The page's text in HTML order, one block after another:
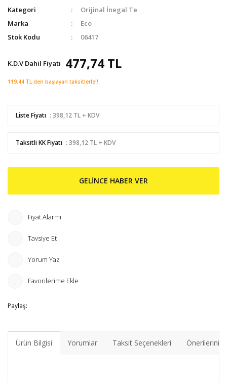
Kategori
Orijinal İnegal Te
Marka
Eco
Stok Kodu
06417
K.D.V Dahil Fiyatı 477,74 TL
119,44 TL den başlayan taksitlerle!!
Liste Fiyatı : 398,12 TL + KDV
Taksitli KK Fiyatı : 398,12 TL + KDV
GELİNCE HABER VER
Fiyat Alarmı
Tavsiye Et
Yorum Yaz
Paylaş:
Ürün Bilgisi Yorumlar Taksit Seçenekleri Önerileriniz